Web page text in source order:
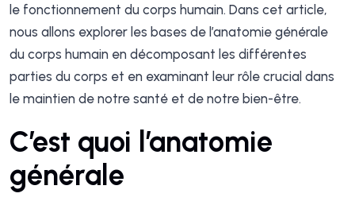
le fonctionnement du corps humain. Dans cet article,
nous allons explorer les bases de l’anatomie générale
du corps humain en décomposant les différentes
parties du corps et en examinant leur rôle crucial dans
le maintien de notre santé et de notre bien-être.
C’est quoi l’anatomie
générale